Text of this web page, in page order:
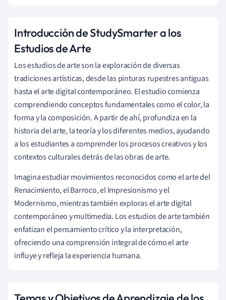
Introducción de StudySmarter a los
Estudios de Arte
Los estudios de arte son la exploración de diversas
tradiciones artísticas, desde las pinturas rupestres antiguas
hasta el arte digital contemporáneo. El estudio comienza
comprendiendo conceptos fundamentales como el color, la
forma y la composición. A partir de ahí, profundiza en la
historia del arte, la teoría y los diferentes medios, ayudando
a los estudiantes a comprender los procesos creativos y los
contextos culturales detrás de las obras de arte.
Imagina estudiar movimientos reconocidos como el arte del
Renacimiento, el Barroco, el Impresionismo y el
Modernismo, mientras también exploras el arte digital
contemporáneo y multimedia. Los estudios de arte también
enfatizan el pensamiento crítico y la interpretación,
ofreciendo una comprensión integral de cómo el arte
influye y refleja la experiencia humana.